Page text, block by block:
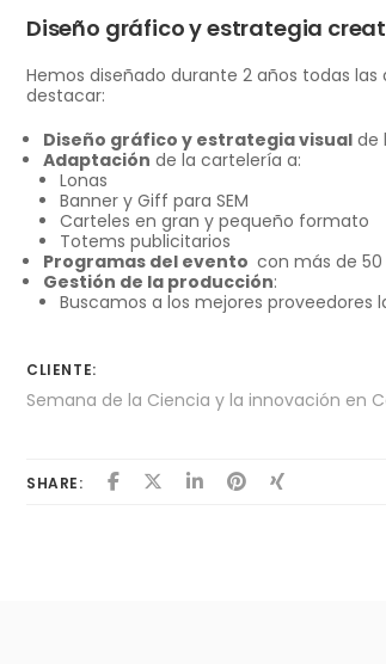
Diseño gráfico y estrategia
Hemos diseñado durante 2 años todas
destacar:
Diseño gráfico y estrategia visual de
Adaptación de la cartelería a:
Lonas
Banner y Giff para SEM
Carteles en gran y pequeño formato
Totems publicitarios
Programas del evento con más de
Gestión de la producción:
Buscamos a los mejores proveedores
CLIENTE:
Semana de la Ciencia y la innovación en
SHARE: